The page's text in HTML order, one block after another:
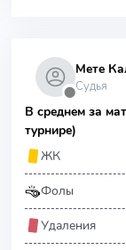
⬤
Мете
Судья
В среднем за
турнире)
ЖК
Фолы
Удаления